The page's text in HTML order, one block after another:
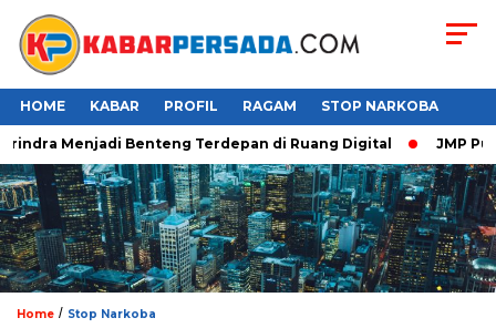
HOME KABAR PROFIL RAGAM STOP NARKOBA
Menjadi Benteng Terdepan di Ruang Digital JMP Puji
Home / Stop Narkoba